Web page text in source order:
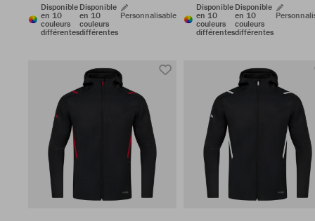
Disponible
en 10
couleurs
différentes
Disponible
en 10
couleurs
différentes
Personnalisable
Disponible
en 10
couleurs
différentes
Disponible
en 10
couleurs
différentes